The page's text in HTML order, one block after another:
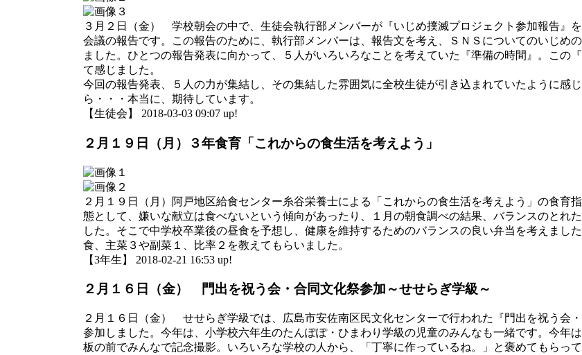
３月２日（金） 学校朝会の中で、生徒会執行部メンバーが『いじめ撲滅プロジェクト参加報告』
会議の報告です。この報告のために、執行部メンバーは、報告文を考え、ＳＮＳについてのいじめ
ました。ひとつの報告発表に向かって、５人がいろいろなことを考えていた『準備の時間』。この
て感じました。
今回の報告発表、５人の力が集結し、その集結した雰囲気に全校生徒が引き込まれていたように感
ら・・・本当に、期待しています。
【生徒会】 2018-03-03 09:07 up!
２月１９日（月）３年食育「これからの食生活を考えよう」
２月１９日（月）阿戸地区給食センター糸谷栄養士による「これからの食生活を考えよう」の食育
態として、嫌いな献立は食べないという傾向があったり、１月の朝食調べの結果、バランスのとれ
した。そこで中学校卒業後の昼食を予想し、健康を維持するためのバランスの良い弁当を考えまし
食、主菜３や副菜１、比率２を教えてもらいました。
【3年生】 2018-02-21 16:53 up!
２月１６日（金） 門出を祝う会・合同文化祭参加～せせらぎ学級～
２月１６日（金） せせらぎ学級では、広島市安佐南区民文化センターで行われた『門出を祝う会
参加しました。今年は、小学校六年生のたんぽぽ・ひまわり学級の児童のみんなも一緒です。今年
板の前でみんなで記念撮影。いろいろな学校の人から、「丁寧に作っているね。」と褒めてもらっ